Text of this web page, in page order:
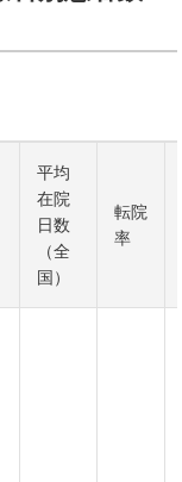
平均
在院
日数
（全
国）
転院
率